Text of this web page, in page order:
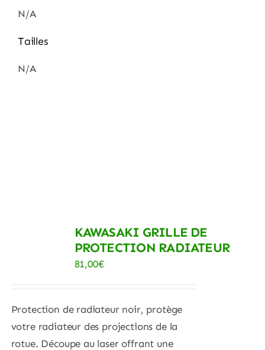
KAWASAKI GRILLE DE
PROTECTION RADIATEUR
81,00€
Protection de radiateur noir, protège
votre radiateur des projections de la
rotue. Découpe au laser offrant une
N/A
Tailles
N/A